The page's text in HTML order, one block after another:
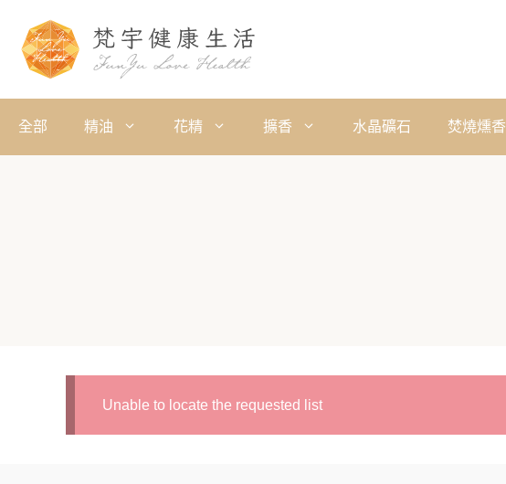
全部 精油 花精 擴香 水晶礦石 焚燒燻香
Unable to locate the requested list